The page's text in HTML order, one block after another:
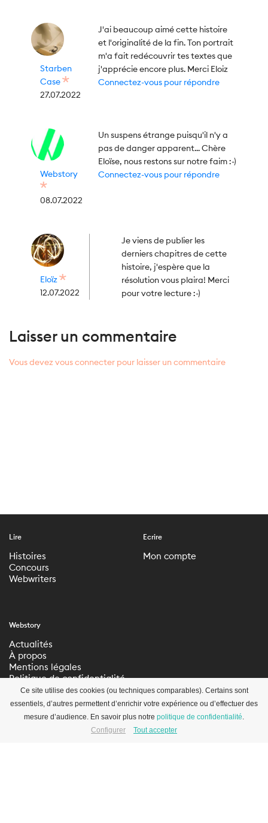
Starben
Case
27.07.2022
J'ai beaucoup aimé cette histoire
et l'originalité de la fin. Ton portrait
m'a fait redécouvrir tes textes que
j'apprécie encore plus. Merci Eloiz
Connectez-vous pour répondre
Webstory
08.07.2022
Un suspens étrange puisqu'il n'y a
pas de danger apparent... Chère
Eloïse, nous restons sur notre faim :-)
Connectez-vous pour répondre
Eloïz
12.07.2022
Je viens de publier les
derniers chapitres de cette
histoire, j'espère que la
résolution vous plaira! Merci
pour votre lecture :-)
Laisser un commentaire
Vous devez vous connecter pour laisser un commentaire
Lire
Histoires
Concours
Webwriters
Ecrire
Mon compte
Webstory
Actualités
À propos
Mentions légales
Politique de confidentialité
Paramètres de
confidentialité
Ce site utilise des cookies (ou techniques comparables). Certains sont
essentiels, d’autres permettent d’enrichir votre expérience ou d’effectuer des
mesure d’audience. En savoir plus notre politique de confidentialité.
Configurer
Tout accepter